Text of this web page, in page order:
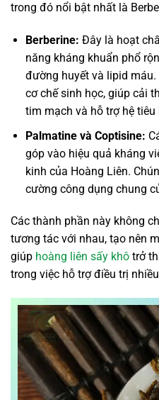
trong đó nổi bật nhất là
Berberine: Đây là hoạt
năng kháng khuẩn phổ
đường huyết và lipid máu.
cơ chế sinh học, giúp cải
tim mạch và hỗ trợ hệ tiêu
Palmatine và Coptisine:
góp vào hiệu quả kháng
kinh của Hoàng Liên.
cường công dụng chung
Các thành phần này không
tương tác với nhau, tạo nên
giúp hoàng liên sấy khô trở
trong việc hỗ trợ điều trị